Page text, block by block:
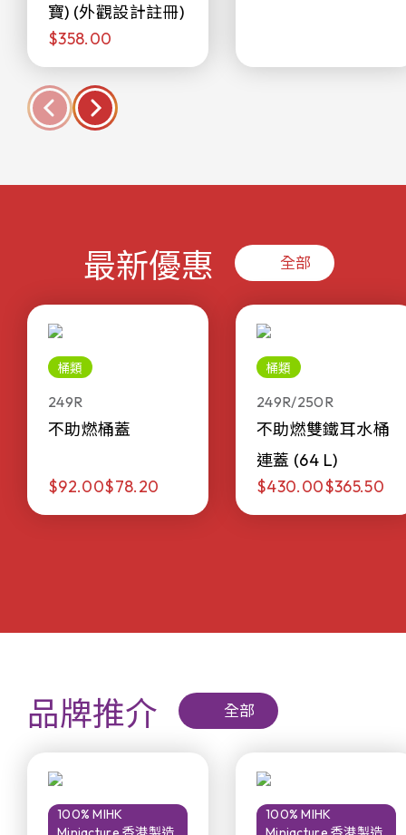
寶) (外觀設計註冊)
$358.00
最新優惠 全部
桶類
249R
不助燃桶蓋
$92.00$78.20
桶類
249R/250R
不助燃雙鐵耳水桶
連蓋 (64 L)
$430.00$365.50
品牌推介 全部
100% MIHK
100% MIHK